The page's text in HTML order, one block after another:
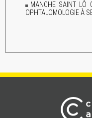
MANCHE SAINT LÔ
OPHTALOMOLOGIE À